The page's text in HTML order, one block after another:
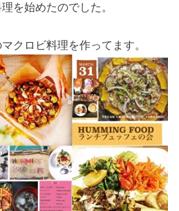
を始めたのでした。
クロビ料理を作ってます。